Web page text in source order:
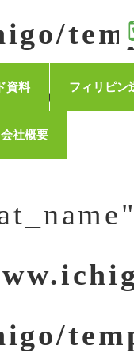
資料 フィリピン
会社概要
on